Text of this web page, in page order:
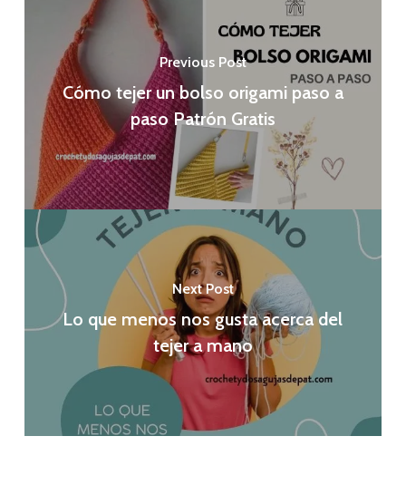
Previous Post
Cómo tejer un bolso origami paso a
paso Patrón Gratis
Next Post
Lo que menos nos gusta acerca del
tejer a mano